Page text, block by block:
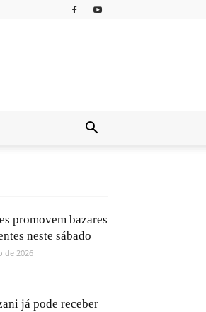
promovem bazares
neste sábado
de 2026
já pode receber